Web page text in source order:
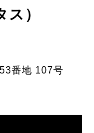
）
番地 107号